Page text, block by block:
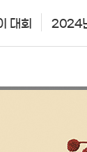
대회 2024